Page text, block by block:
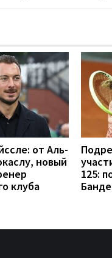
от Аль-
новый
клуба
125: